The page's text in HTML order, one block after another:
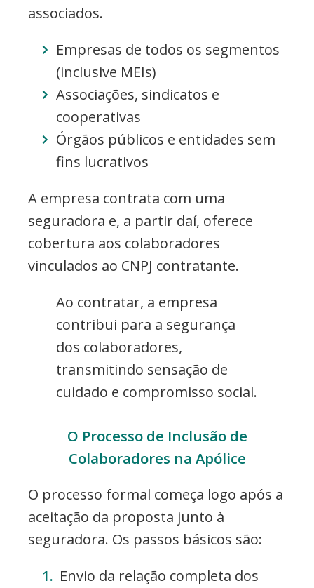
associados.
Empresas de todos os segmentos
(inclusive MEIs)
Associações, sindicatos e
cooperativas
Órgãos públicos e entidades sem
fins lucrativos
A empresa contrata com uma
seguradora e, a partir daí, oferece
cobertura aos colaboradores
vinculados ao CNPJ contratante.
Ao contratar, a empresa
contribui para a segurança
dos colaboradores,
transmitindo sensação de
cuidado e compromisso social.
O Processo de Inclusão de
Colaboradores na Apólice
O processo formal começa logo após a
aceitação da proposta junto à
seguradora. Os passos básicos são:
Envio da relação completa dos